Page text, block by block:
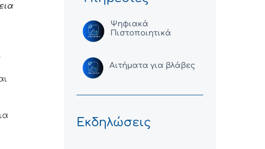
Ψηφιακά
Πιστοποιητικά
Αιτήματα για βλάβες
Εκδηλώσεις